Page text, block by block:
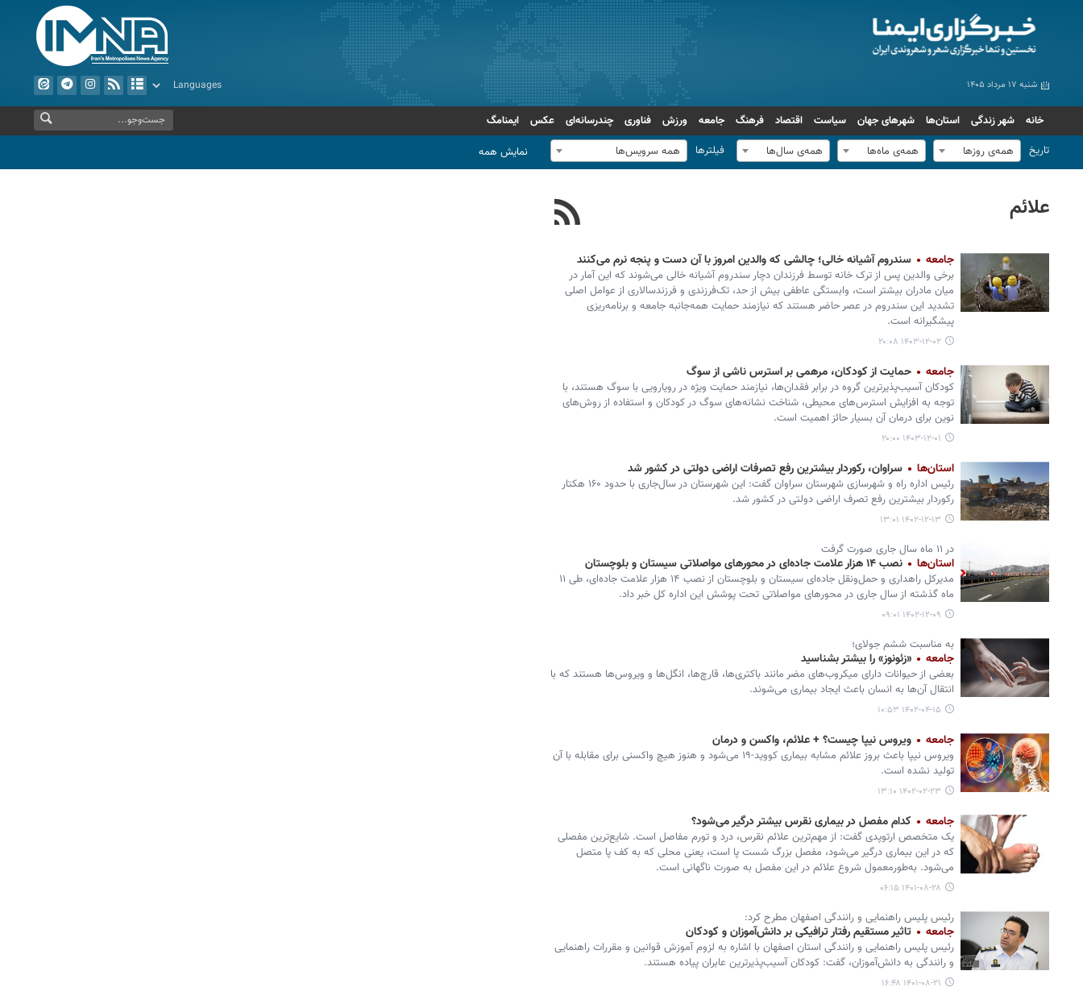
شنبه ۱۷ مرداد ۱۴۰۵
خانه شهر زندگی استان‌ها شهرهای جهان سیاست اقتصاد فرهنگ جامعه ورزش فناوری چندرسانه‌ای عکس
ایمنامگ
تاریخ
همه‌ی روزها همه‌ی ماه‌ها همه‌ی سال‌ها فیلترها همه سرویس‌ها نمایش همه
علائم
جامعه سندروم آشیانه خالی؛ چالشی که والدین امروز با آن دست و پنجه نرم می‌کنند
برخی والدین پس از ترک خانه توسط فرزندان دچار سندروم آشیانه خالی می‌شوند که این آمار در
میان مادران بیشتر است، وابستگی عاطفی بیش از حد، تک‌فرزندی و فرزندسالاری از عوامل اصلی
تشدید این سندروم در عصر حاضر هستند که نیازمند حمایت همه‌جانبه جامعه و برنامه‌ریزی
پیشگیرانه است.
۱۴۰۳-۱۲-۰۲ ۲۰:۰۸
جامعه حمایت از کودکان، مرهمی بر استرس ناشی از سوگ
کودکان آسیب‌پذیرترین گروه در برابر فقدان‌ها، نیازمند حمایت ویژه در رویارویی با سوگ هستند، با
توجه به افزایش استرس‌های محیطی، شناخت نشانه‌های سوگ در کودکان و استفاده از روش‌های
نوین برای درمان آن بسیار حائز اهمیت است.
۱۴۰۳-۱۲-۰۱ ۲۰:۰۰
استان‌ها سراوان، رکوردار بیشترین رفع تصرفات اراضی دولتی در کشور شد
رئیس اداره راه و شهرسازی شهرستان سراوان گفت: این شهرستان در سال‌جاری با حدود ۱۶۰ هکتار
رکوردار بیشترین رفع تصرف اراضی دولتی در کشور شد.
۱۴۰۲-۱۲-۱۳ ۱۳:۰۱
در ۱۱ ماه سال‌ جاری صورت گرفت
استان‌ها نصب ۱۴ هزار علامت جاده‌ای در محورهای مواصلاتی سیستان و بلوچستان
مدیرکل راهداری و حمل‌ونقل جاده‌ای سیستان و بلوچستان از نصب ۱۴ هزار علامت جاده‌ای، طی ۱۱
ماه گذشته از سال‌ جاری در محورهای مواصلاتی تحت پوشش این اداره‌ کل خبر داد.
۱۴۰۲-۱۲-۰۹ ۰۹:۰۱
به مناسبت ششم جولای؛
جامعه «زئونوز» را بیشتر بشناسید
بعضی از حیوانات دارای میکروب‌های مضر مانند باکتری‌ها، قارچ‌ها، انگل‌ها و ویروس‌ها هستند که با
انتقال آن‌ها به انسان باعث ایجاد بیماری می‌شوند.
۱۴۰۲-۰۴-۱۵ ۱۰:۵۳
جامعه ویروس نیپا چیست؟ + علائم، واکسن و درمان
ویروس نیپا باعث بروز علائم مشابه بیماری کووید-۱۹ می‌شود و هنوز هیچ واکسنی برای مقابله با آن
تولید نشده است.
۱۴۰۲-۰۲-۲۳ ۱۳:۱۰
جامعه کدام مفصل در بیماری نقرس بیشتر درگیر می‌شود؟
یک متخصص ارتوپدی گفت: از مهم‌ترین علائم نقرس، درد و تورم مفاصل است. شایع‌ترین مفصلی
که در این بیماری درگیر می‌شود، مفصل بزرگ شست پا است، یعنی محلی که به کف پا متصل
می‌شود. به‌طورمعمول شروع علائم در این مفصل به صورت ناگهانی است.
۱۴۰۱-۰۸-۲۸ ۰۶:۱۵
رئیس پلیس راهنمایی و رانندگی اصفهان مطرح کرد:
جامعه تاثیر مستقیم رفتار ترافیکی بر دانش‌آموزان و کودکان
رئیس پلیس راهنمایی و رانندگی استان اصفهان با اشاره به لزوم آموزش قوانین و مقررات راهنمایی
و رانندگی به دانش‌آموزان، گفت: کودکان آسیب‌پذیرترین عابران پیاده هستند.
۱۴۰۱-۰۸-۲۱ ۱۶:۴۸